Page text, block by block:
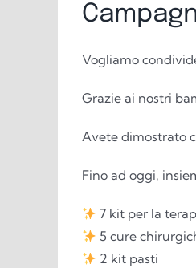
Vogliamo
Grazie ai nostri
Avete dimostrato
Fino ad oggi,
7 kit per la
5 cure
2 kit pasti